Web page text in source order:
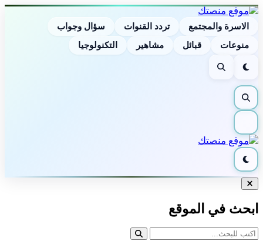
الاسرة والمجتمع تردد القنوات
سؤال وجواب
منوعات
قبائل مشاهير التكنولوجيا
الوضع
بحث
بحث
القائمة
الوضع
الليلي
إغلاق
ابحث في الموقع